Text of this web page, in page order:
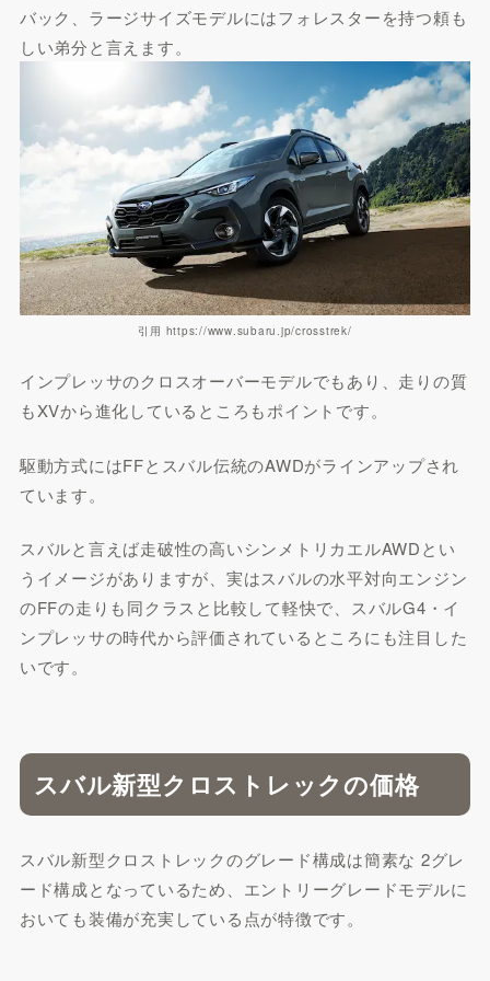
バック、ラージサイズモデルにはフォレスターを持つ頼も
しい弟分と言えます。
引用 https://www.subaru.jp/crosstrek/
インプレッサのクロスオーバーモデルでもあり、走りの質
もXVから進化しているところもポイントです。
駆動方式にはFFとスバル伝統のAWDがラインアップされ
ています。
スバルと言えば走破性の高いシンメトリカエルAWDとい
うイメージがありますが、実はスバルの水平対向エンジン
のFFの走りも同クラスと比較して軽快で、スバルG4・イ
ンプレッサの時代から評価されているところにも注目した
いです。
スバル新型クロストレックの価格
スバル新型クロストレックのグレード構成は簡素な 2グレ
ード構成となっているため、エントリーグレードモデルに
おいても装備が充実している点が特徴です。